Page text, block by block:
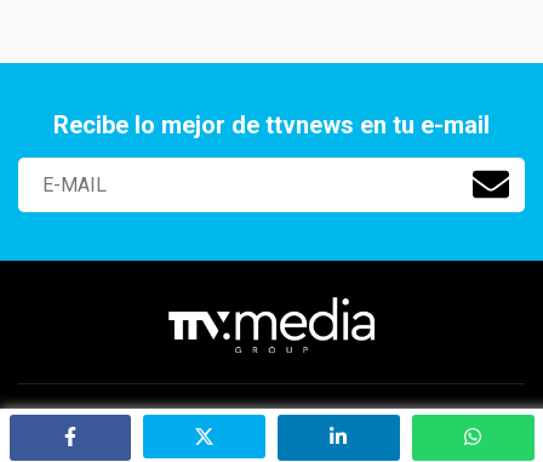
Recibe lo mejor de ttvnews en tu e-mail
Paraguay 2141 Of. 401, Aguada Park, Montevideo, Uruguay